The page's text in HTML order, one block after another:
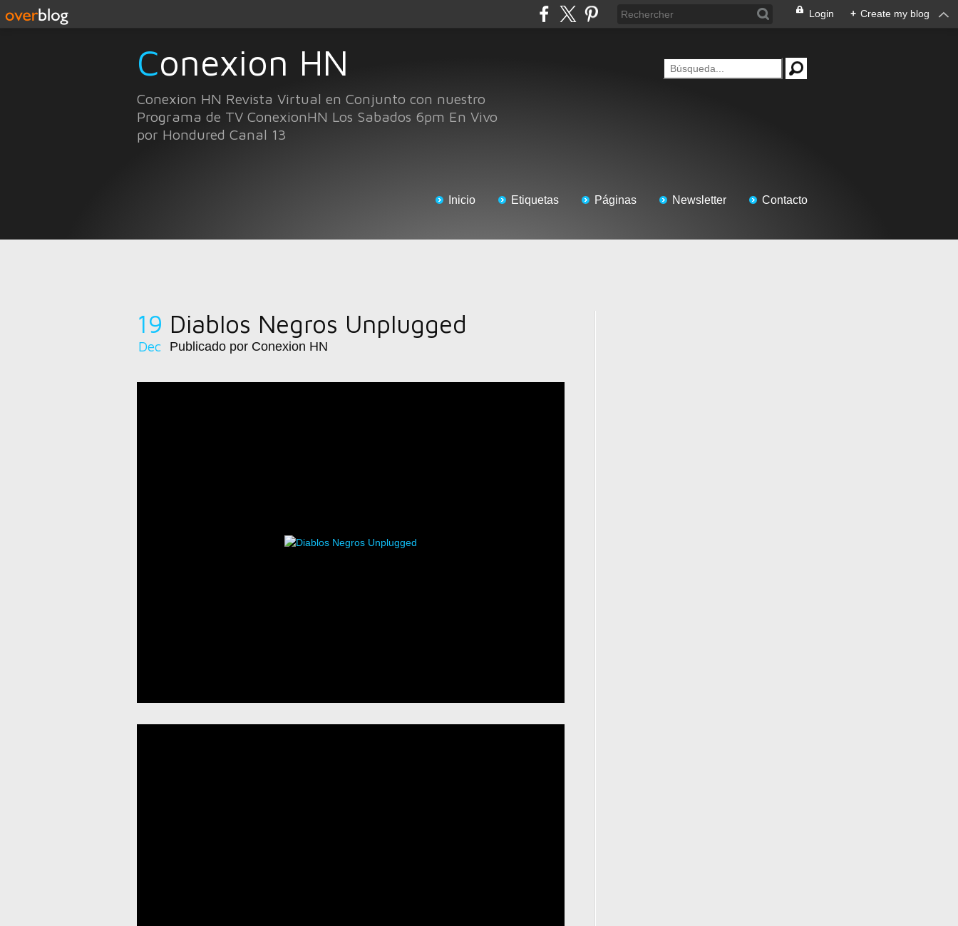
Login + Create my blog
Conexion HN
Conexion HN Revista Virtual en Conjunto con nuestro
Programa de TV ConexionHN Los Sabados 6pm En Vivo
por Hondured Canal 13
Inicio Etiquetas Páginas Newsletter Contacto
19
Dec
Diablos Negros Unplugged
Publicado por Conexion HN